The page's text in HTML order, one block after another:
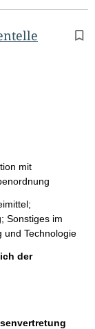
mit
Sonstiges im
und Technologie
der